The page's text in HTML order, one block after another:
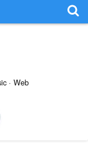
· Web